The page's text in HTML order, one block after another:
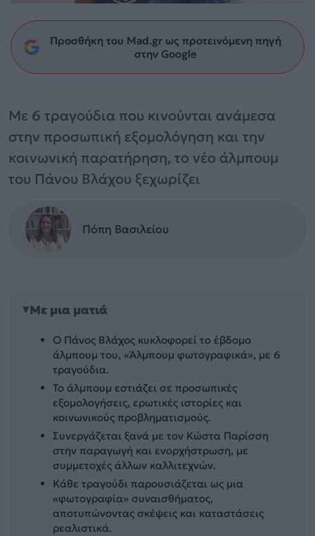
Προσθήκη του Mad.gr ως προτεινόμενη πηγή
στην Google
Με 6 τραγούδια που κινούνται ανάμεσα
στην προσωπική εξομολόγηση και την
κοινωνική παρατήρηση, το νέο άλμπουμ
του Πάνου Βλάχου ξεχωρίζει
Πόπη Βασιλείου
Με μια ματιά
Ο Πάνος Βλάχος κυκλοφορεί το έβδομο
άλμπουμ του, «Άλμπουμ φωτογραφικά», με 6
τραγούδια.
Το άλμπουμ εστιάζει σε προσωπικές
εξομολογήσεις, ερωτικές ιστορίες και
κοινωνικούς προβληματισμούς.
Συνεργάζεται ξανά με τον Κώστα Παρίσση
στην παραγωγή και ενορχήστρωση, με
συμμετοχές άλλων καλλιτεχνών.
Κάθε τραγούδι παρουσιάζεται ως μια
«φωτογραφία» συναισθήματος,
αποτυπώνοντας σκέψεις και καταστάσεις
ρεαλιστικά.